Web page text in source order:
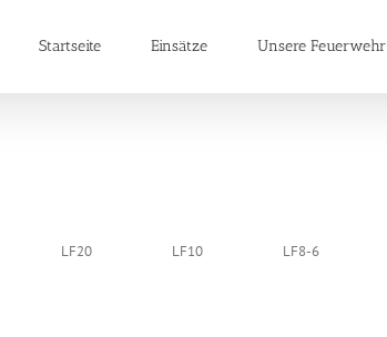
Startseite Einsätze Unsere Feuerwehr
LF20 LF10 LF8-6